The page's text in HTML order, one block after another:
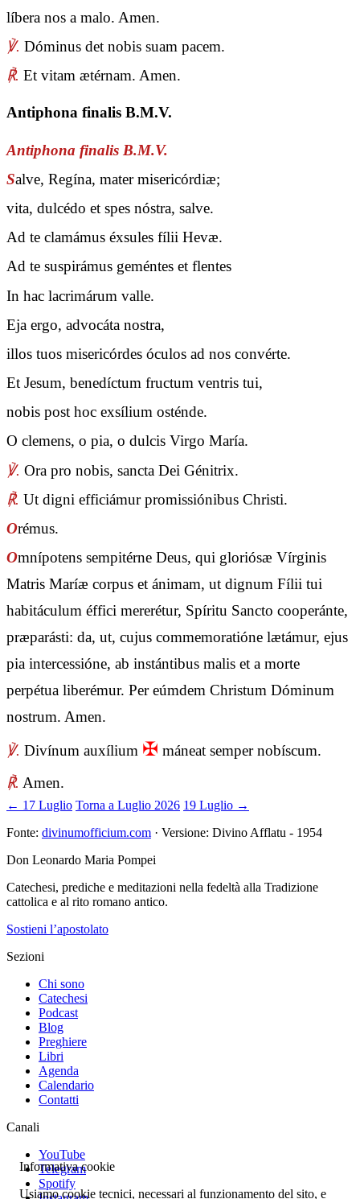
líbera nos a malo. Amen.
℣. Dóminus det nobis suam pacem.
℟. Et vitam ætérnam. Amen.
Antiphona finalis B.M.V.
Antiphona finalis B.M.V.
Salve, Regína, mater misericórdiæ;
vita, dulcédo et spes nóstra, salve.
Ad te clamámus éxsules fílii Hevæ.
Ad te suspirámus geméntes et flentes
In hac lacrimárum valle.
Eja ergo, advocáta nostra,
illos tuos misericórdes óculos ad nos convérte.
Et Jesum, benedíctum fructum ventris tui,
nobis post hoc exsílium osténde.
O clemens, o pia, o dulcis Virgo María.
℣. Ora pro nobis, sancta Dei Génitrix.
℟. Ut digni efficiámur promissiónibus Christi.
Orémus.
Omnípotens sempitérne Deus, qui gloriósæ Vírginis
Matris Maríæ corpus et ánimam, ut dignum Fílii tui
habitáculum éffici mererétur, Spíritu Sancto cooperánte,
præparásti: da, ut, cujus commemoratióne lætámur, ejus
pia intercessióne, ab instántibus malis et a morte
perpétua liberémur. Per eúmdem Christum Dóminum
nostrum. Amen.
℣. Divínum auxílium ✠ máneat semper nobíscum.
℟. Amen.
← 17 Luglio Torna a Luglio 2026 19 Luglio →
Fonte: divinumofficium.com · Versione: Divino Afflatu - 1954
Don Leonardo Maria Pompei
Catechesi, prediche e meditazioni nella fedeltà alla Tradizione
cattolica e al rito romano antico.
Sostieni l’apostolato
Sezioni
Chi sono
Catechesi
Podcast
Blog
Preghiere
Libri
Agenda
Calendario
Contatti
Canali
YouTube
Telegram
Spotify
Informativa cookie
Usiamo cookie tecnici, necessari al funzionamento del sito, e